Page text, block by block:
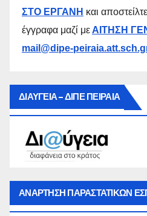
ΣΤΟ ΕΡΓΑΝΗ και
έγγραφα μαζί μεΑΙΤΗΣΗ
mail@dipe-
ΔΙΑΥΓΕΙΑ – ΔΙΠΕ ΠΕΙΡΑΙΑ
ΑΝΑΡΤΗΣΗ ΠΑΡΑΣΤΑΤΙΚΩΝ